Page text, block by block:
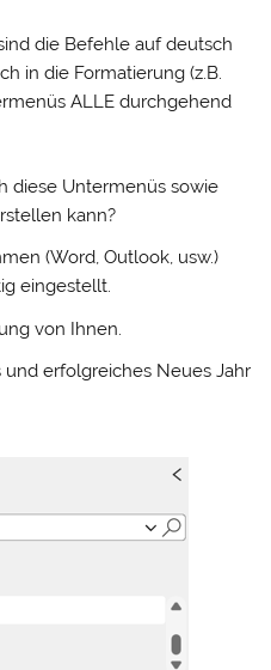
die Befehle auf deutsch
in die Formatierung (z.B.
ALLE durchgehend
diese Untermenüs sowie
kann?
(Word, Outlook, usw.)
eingestellt.
von Ihnen.
erfolgreiches Neues Jahr